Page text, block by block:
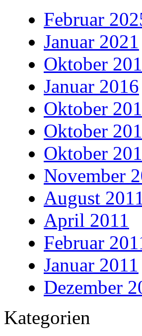
Februar
Januar 2021
Oktober
Januar 2016
Oktober
Oktober
Oktober
November
August 2011
April 2011
Februar
Januar 2011
Dezember
Kategorien